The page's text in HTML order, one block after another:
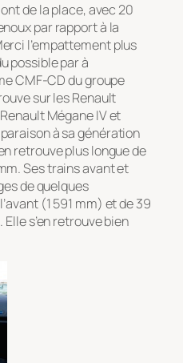
de la place, avec 20
par rapport à la
l’empattement plus
possible par à
CMF-CD du groupe
sur les Renault
Mégane IV et
à sa génération
retrouve plus longue de
Ses trains avant et
de quelques
(1 591 mm) et de 39
s’en retrouve bien